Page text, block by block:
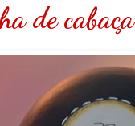
de cabaça